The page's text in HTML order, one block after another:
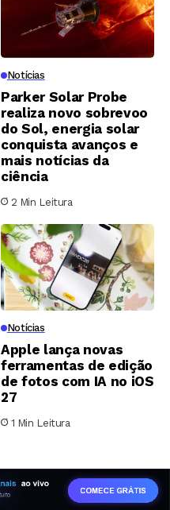
Notícias
Parker Solar Probe
realiza novo sobrevoo
do Sol, energia solar
conquista avanços e
mais notícias da
ciência
2 Min Leitura
Notícias
Apple lança novas
ferramentas de edição
de fotos com IA no iOS
27
1 Min Leitura